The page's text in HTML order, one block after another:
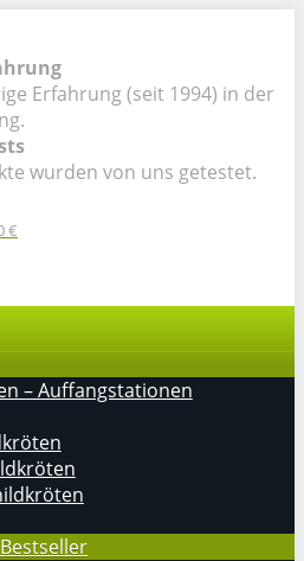
Erfahrung (seit 1994) in der
wurden von uns getestet.
€
– Auffangstationen